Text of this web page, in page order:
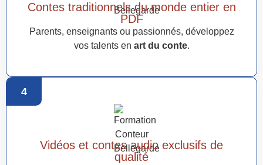
Contes traditionnels du monde entier en
PDF
Parents, enseignants ou passionnés, développez
vos talents en art du conte.
4
Vidéos et contes audio exclusifs de
qualité